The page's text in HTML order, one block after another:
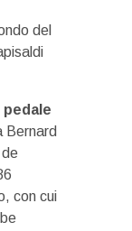
del
pedale
Bernard
con cui